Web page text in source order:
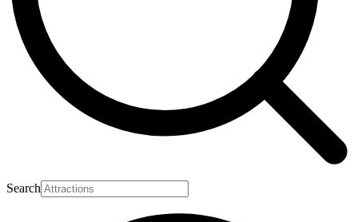
Search